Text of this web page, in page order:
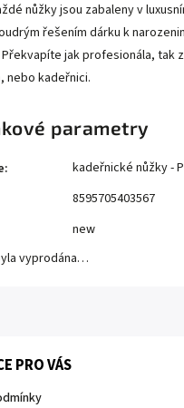
nůžky jsou zabaleny v
řešením dárku k
Překvapíte jak profesionála, tak
nebo kadeřnici.
parametry
:
kadeřnické nůžky -
8595705403567
new
vyprodána…
PRO VÁS